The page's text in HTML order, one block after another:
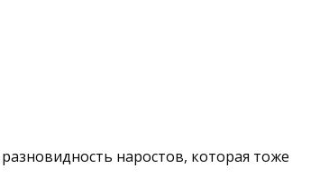
наростов, которая тоже